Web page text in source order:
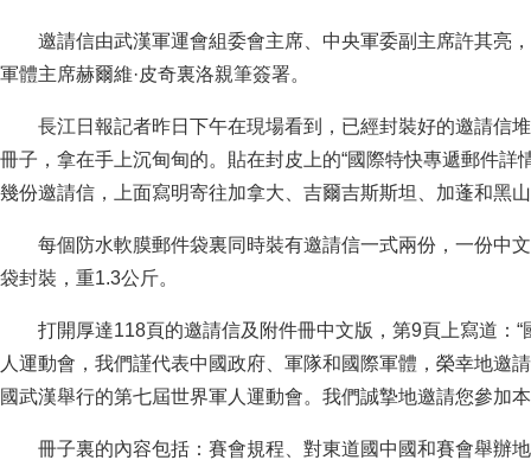
邀請信由武漢軍運會組委會主席、中央軍委副主席許其亮
軍體主席赫爾維·皮奇裏洛親筆簽署。
長江日報記者昨日下午在現場看到，已經封裝好的邀請信
冊子，拿在手上沉甸甸的。貼在封皮上的“國際特快專遞郵件詳
幾份邀請信，上面寫明寄往加拿大、吉爾吉斯斯坦、加蓬和黑
每個防水軟膜郵件袋裏同時裝有邀請信一式兩份，一份中
袋封裝，重1.3公斤。
打開厚達118頁的邀請信及附件冊中文版，第9頁上寫道：“
人運動會，我們謹代表中國政府、軍隊和國際軍體，榮幸地邀
國武漢舉行的第七屆世界軍人運動會。我們誠摯地邀請您參加
冊子裏的內容包括：賽會規程、對東道國中國和賽會舉辦